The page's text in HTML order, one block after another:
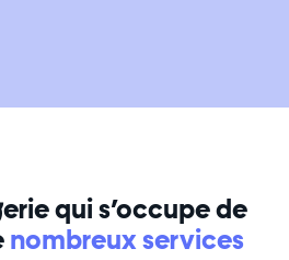
qui s’occupe de
nombreux services